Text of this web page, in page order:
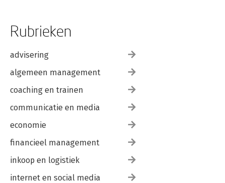
Rubrieken
advisering
algemeen management
coaching en trainen
communicatie en media
economie
financieel management
inkoop en logistiek
internet en social media